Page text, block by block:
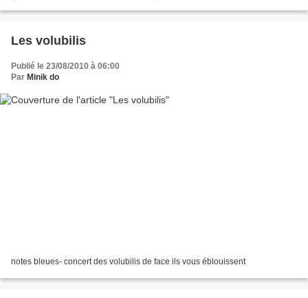
Les volubilis
Publié le 23/08/2010 à 06:00
Par Minik do
notes bleues- concert des volubilis de face ils vous éblouissent